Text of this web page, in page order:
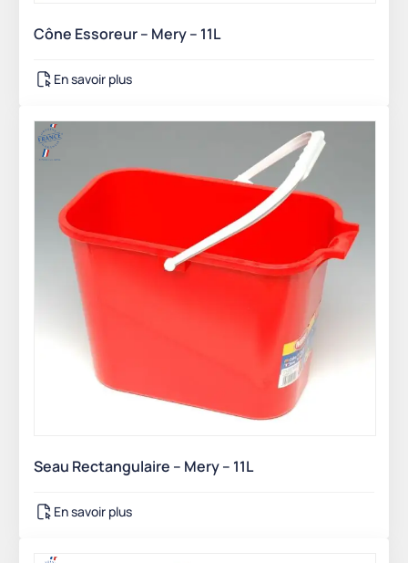
Cône Essoreur – Mery – 11L
En savoir plus
Seau Rectangulaire – Mery – 11L
En savoir plus